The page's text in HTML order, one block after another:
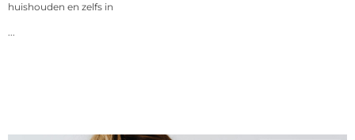
huishouden en zelfs in
...